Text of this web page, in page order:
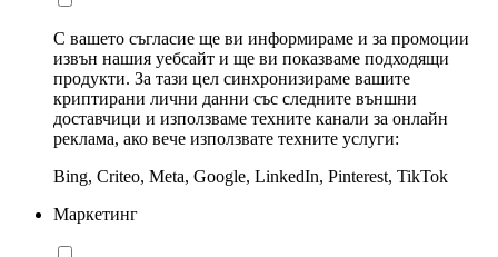
С вашето съгласие ще ви информираме и за промоции
извън нашия уебсайт и ще ви показваме подходящи
продукти. За тази цел синхронизираме вашите
криптирани лични данни със следните външни
доставчици и използваме техните канали за онлайн
реклама, ако вече използвате техните услуги:
Bing, Criteo, Meta, Google, LinkedIn, Pinterest, TikTok
Маркетинг